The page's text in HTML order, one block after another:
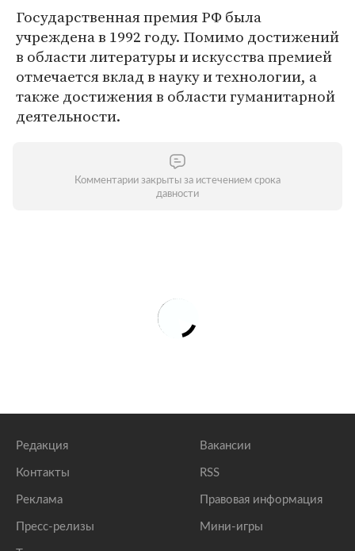
Государственная премия РФ была
учреждена в 1992 году. Помимо достижений
в области литературы и искусства премией
отмечается вклад в науку и технологии, а
также достижения в области гуманитарной
деятельности.
Комментарии закрыты за истечением срока
давности
Редакция
Контакты
Реклама
Пресс-релизы
Вакансии
RSS
Правовая информация
Мини-игры